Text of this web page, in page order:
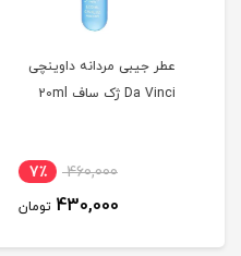
عطر جیبی مردانه داوینچی
Da Vinci ژک ساف 20ml
460,000 7٪
430,000 تومان